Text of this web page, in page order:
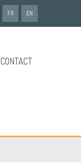
FR EN
CONTACT